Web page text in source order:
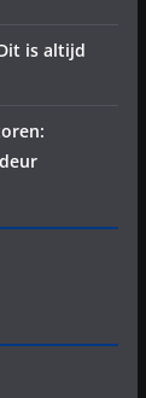
is altijd